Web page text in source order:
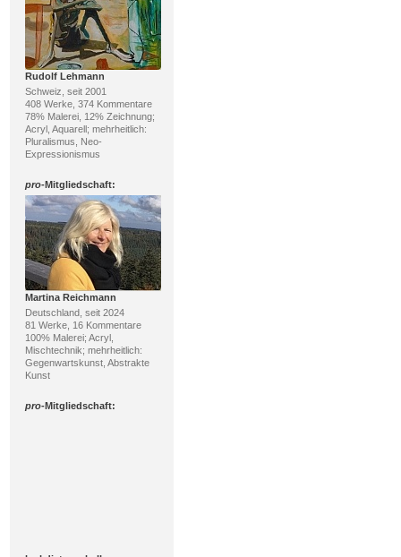
Rudolf Lehmann
Schweiz, seit 2001
408 Werke, 374 Kommentare
78% Malerei, 12% Zeichnung;
Acryl, Aquarell; mehrheitlich:
Pluralismus, Neo-
Expressionismus
pro-Mitgliedschaft:
Martina Reichmann
Deutschland, seit 2024
81 Werke, 16 Kommentare
100% Malerei; Acryl,
Mischtechnik; mehrheitlich:
Gegenwartskunst, Abstrakte
Kunst
pro-Mitgliedschaft: